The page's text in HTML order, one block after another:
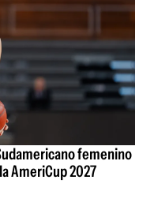
femenino
AmeriCup 2027